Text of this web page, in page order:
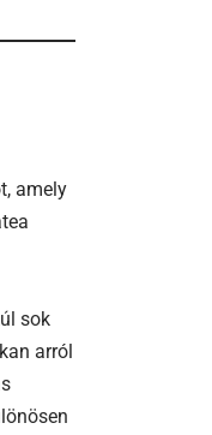
amely
sok
arról